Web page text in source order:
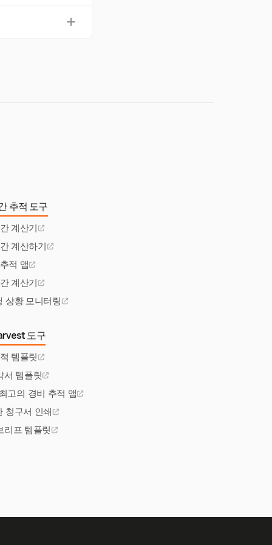
인 프로젝트 관리
추적 도구
계산기
계산하기
적 앱
계산기
상황 모니터링
도구
템플릿
서 템플릿
고의 경비 추적 앱
청구서 인쇄
리프 템플릿